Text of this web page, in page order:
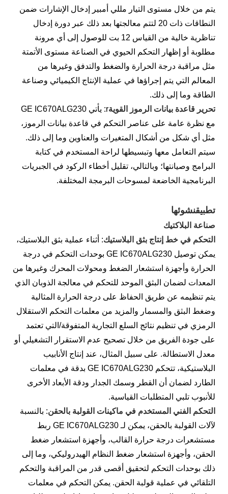
يتم من خلال مستوى التيار مللي أمبير إدخال الإشارات ضمن
النطاقات ذات 20 لتتم معالجتها بعد ذلك عبر دورة إدخال
تناظرية خالية من القياس 12 بت للوصول إلى أي مرونة
مطلوبة أو إظهار التحكم الحيوي في الصناعة مستوى الأتمتة
مثل مراقبة درجة الحرارة والضغط والتدفق وغيرها من
المعالم التي يتم إجراؤها في عملية الإنتاج الكيميائي وصناعة
الطاقة وما إلى ذلك.
تحرير قاعدة بيانات الرموز القوية
r: يأتي GE IC670ALG230
مع نظرة عامة على عناصر التحكم في قاعدة بيانات الرموز،
مثل أي شكل من أشكال المتغيرات والعناوين وما إلى ذلك.
سيتم التعامل معها وتبسيطها لراحة المستخدم في كتابة
البرامج وصيانتها؛ وبالتالي، تقليل أخطاء الركود في الجبريات
البرنامجية الخاضعة لمسوحات البرمجة المختلفة.
تطبيقنشوئها
صناعة البلاكتيك
التحكم في خط إنتاج بثق البلاستيك: أثناء عملية بثق البلاستيك،
يمكن توصيل GE IC670ALG230 بوحدات التحكم في درجة
الحرارة وأجهزة استشعار الضغط ومحولات المحرك وغيرها من
المعدات لضمان البثق الموحد للتحكم في معالجة الذوبان الذي
يتم تنظيمه عن طريق الحفاظ على درجة الحرارة المثالية
وضغط البثق والمسمار والمزيد من معلمات التحكم الاستقلال
الرمزي في تنظيم نتائج السلع التجارية المتفوقة/التي تعتمد
على جودة الفريق من خلال تصحيح عدم الاستقرار التشغيلي أو
معدل الاستطالة. على سبيل المثال، عند إنتاج الأنابيب
البلاستيكية، تتحكم GE IC670ALG230 بدقة في معلمات
الطارد لضمان أن القطر وسمك الجدار ودقة الأبعاد الأخرى
للأنبوب تلبي المتطلبات القياسية.
التحكم الفني المستخدم في ماكينات القولبة بالحقن: بالنسبة
لآلات القولبة بالحقن، يمكن لـ GE IC670ALG230 ربط
مستشعرات درجة حرارة القالب، وأجهزة استشعار ضغط
الحقن، وأجهزة استشعار ضغط النظام الهيدروليكي، وما إلى
ذلك بوحدات التحكم لتحقيق أقصى قدر من المراقبة والتحكم
التلقائي في عملية قولبة الحقن. يمكن التحكم في معلمات